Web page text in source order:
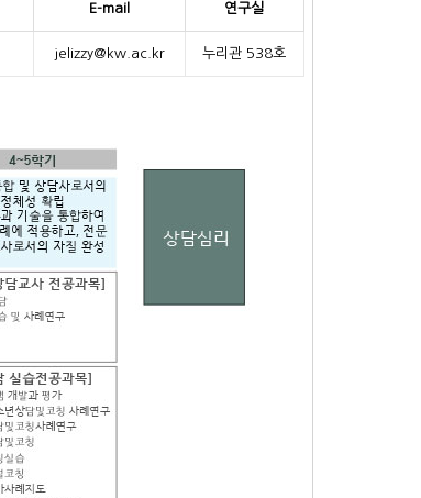
E-mail 연구실
jelizzy@kw.ac.kr 누리관 538호